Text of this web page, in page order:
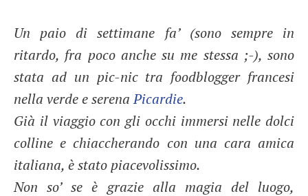
Un paio di settimane fa’ (sono sempre in
ritardo, fra poco anche su me stessa ;-), sono
stata ad un pic-nic tra foodblogger francesi
nella verde e serenaPicardie.
Già il viaggio con gli occhi immersi nelle dolci
colline e chiaccherando con una cara amica
italiana, è stato piacevolissimo.
Non so’ se è grazie alla magia del luogo,